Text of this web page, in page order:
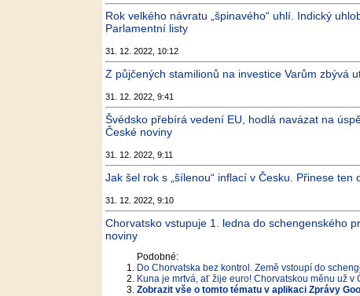
Rok velkého návratu „špinavého“ uhlí. Indický
Parlamentní listy
31. 12. 2022, 10:12
Z půjčených stamilionů na investice Varům zbývá
31. 12. 2022, 9:41
Švédsko přebírá vedení EU, hodlá navázat na
České noviny
31. 12. 2022, 9:11
Jak šel rok s „šílenou“ inflací v Česku. Přinese
31. 12. 2022, 9:10
Chorvatsko vstupuje 1. ledna do schengenského
noviny
Podobné:
Do Chorvatska bez kontrol. Země vstoupí do
Kuna je mrtvá, ať žije euro! Chorvatskou měnu už v
Zobrazit vše o tomto tématu v aplikaci Zprávy